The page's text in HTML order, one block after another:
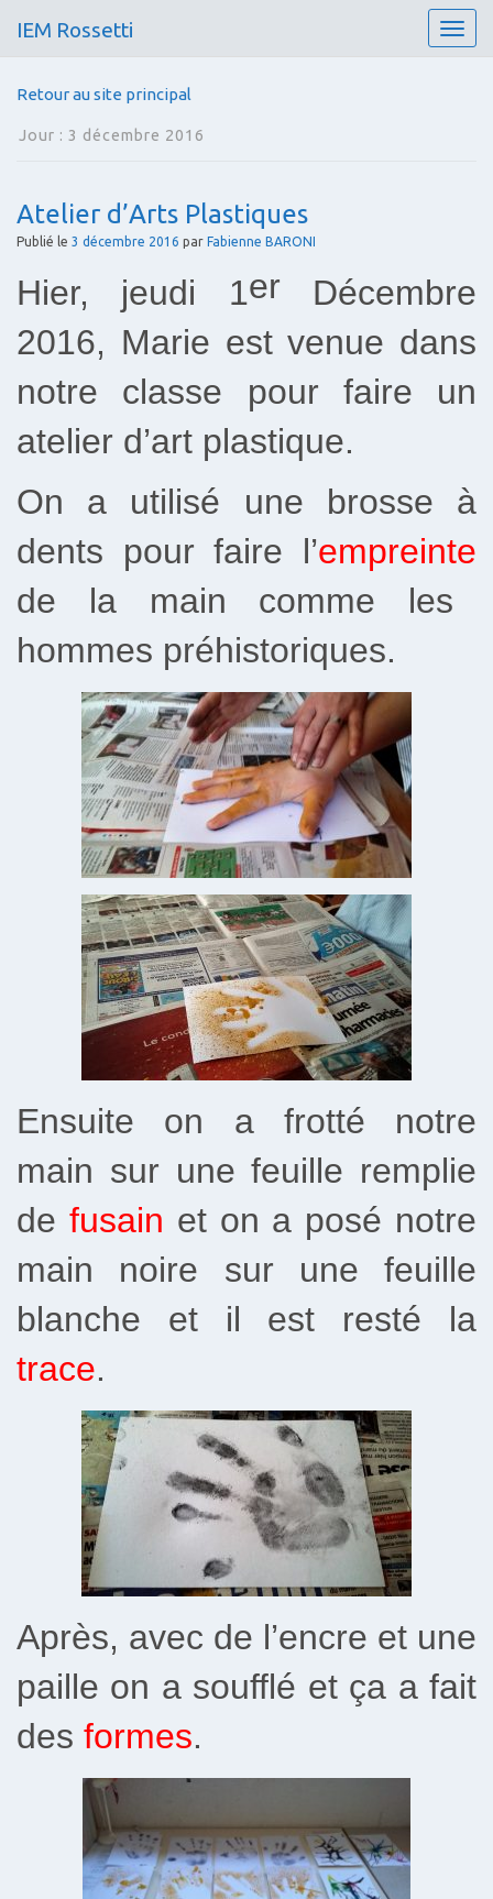
T
o
a
o
IEM Rossetti
Retour au site principal
Jour : 3 décembre 2016
Atelier d’Arts Plastiques
Publié le 3 décembre 2016 par Fabienne BARONI
Hier, jeudi 1er Décembre
2016, Marie est venue dans
notre classe pour faire un
atelier d’art plastique.
On a utilisé une brosse à
dents pour faire l’empreinte
de la main comme les
hommes préhistoriques.
Ensuite on a frotté notre
main sur une feuille remplie
de fusain et on a posé notre
main noire sur une feuille
blanche et il est resté la
trace.
Après, avec de l’encre et une
paille on a soufflé et ça a fait
des formes.